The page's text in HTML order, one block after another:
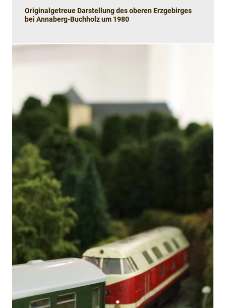
Originalgetreue Darstellung des oberen Erzgebirges
bei Annaberg-Buchholz um 1980